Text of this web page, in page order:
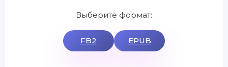
Выберите формат:
FB2 EPUB